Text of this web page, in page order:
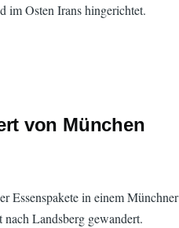
im Osten Irans hingerichtet.
von München
Essenspakete in einem Münchner
Landsberg gewandert.